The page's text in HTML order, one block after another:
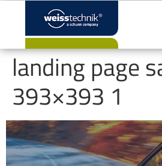
landing page
393×393 1